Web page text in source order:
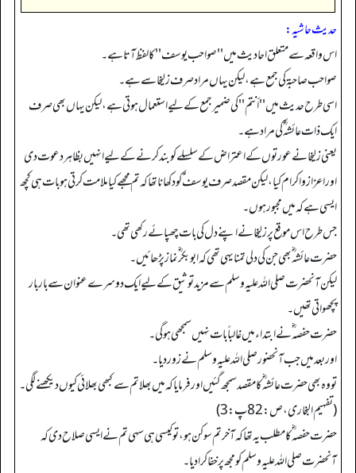
حدیث حاشیہ:
اس واقعہ سے متعلق احادیث میں ''صواحب یوسف'' کا لفظ آتا ہے۔
صواحب صاحبة کی جمع ہے، لیکن یہاں مراد صرف زلیخا سے ہے۔
اسی طرح حدیث میں ''أنتم'' کی ضمیر جمع کے لیے استعمال ہوتی ہے، لیکن یہاں بھی صرف
ایک ذات عائشہ ؓ کی مراد ہے۔
یعنی زلیخا نے عورتوں کے اعتراض کے سلسلے کو بند کرنے کے لیے انہیں بظاہر دعوت دی
اور اعزاز و اکرام کیا، لیکن مقصد صرف یوسف ؑ کو دکھانا تھا کہ تم مجھے کیا ملامت کرتی ہو بات ہی کچھ
ایسی ہے کہ میں مجبور ہوں۔
جس طرح اس موقع پر زلیخا نے اپنے دل کی بات چھپائے رکھی تھی۔
حضرت عائشہ ؓ بھی جن کی دلی تمنا یہی تھی کہ ابوبکر ؓ نماز پڑھائیں۔
لیکن آنحضرت صلی اللہ علیہ وسلم سے مزید توثیق کے لیے ایک دوسرے عنوان سے بار بار
پچھواتی تھیں۔
حضرت حفصہ ؓ نے ابتداء میں غالباً بات نہیں سمجھی ہوگی۔
اور بعد میں جب آنحضور صلی اللہ علیہ وسلم نے زور دیا۔
تو وہ بھی حضرت عائشہ ؓ کا مقصد سمجھ گئیں اور فرمایا کہ میں بھلا تم سے کبھی بھلائی کیوں دیکھنے لگی۔
(تفہیم البخاری، ص: 82پ: 3)
حضرت حفصہ ؓ کا مطلب یہ تھا کہ آخر تم سوکن ہو، تو کیسی ہی سہی تم نے ایسی صلاح دی کہ
آنحضرت صلی اللہ علیہ وسلم کو مجھ پر خفا کرا دیا۔